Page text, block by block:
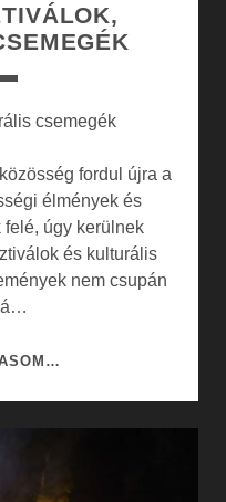
csemegék
fordul újra a
élmények és
úgy kerülnek
és kulturális
nem csupán